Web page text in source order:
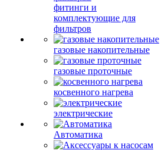
фитинги и
комплектующие для
фильтров
газовые накопительные
газовые проточные
косвенного нагрева
электрические
Автоматика